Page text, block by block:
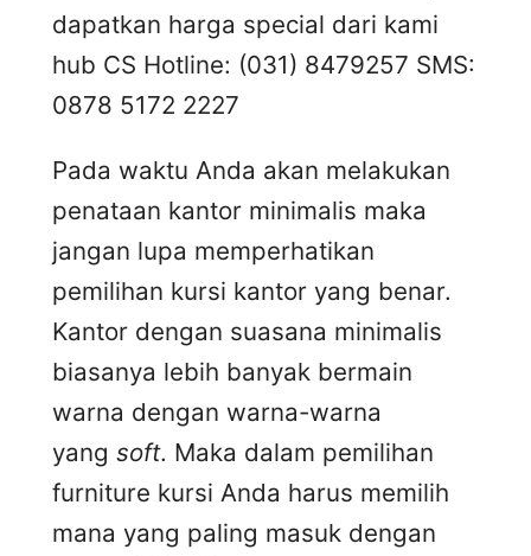
dapatkan harga special dari kami
hub CS Hotline: (031) 8479257 SMS:
0878 5172 2227
Pada waktu Anda akan melakukan
penataan kantor minimalis maka
jangan lupa memperhatikan
pemilihan kursi kantor yang benar.
Kantor dengan suasana minimalis
biasanya lebih banyak bermain
warna dengan warna-warna
yang soft. Maka dalam pemilihan
furniture kursi Anda harus memilih
mana yang paling masuk dengan